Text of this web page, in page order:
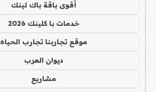
أقوى باقة باك لينك
خدمات با كلينك 2026
موقع تجاربنا تجارب الحياه
ديوان العرب
مشاريع